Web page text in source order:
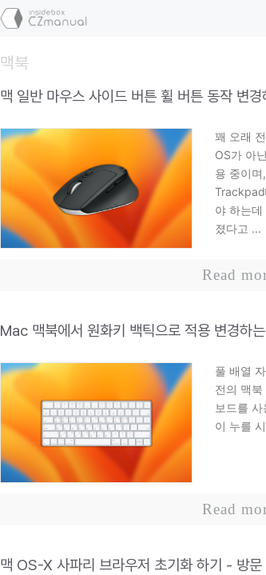
맥북
맥 일반 마우스 사이드 버튼 휠 버튼 동작 변
꽤 오래
OS가 아
용 중이
Trackpad
야 하는
졌다고 ...
Read
Mac 맥북에서 원화키 백틱으로 적용 변경하
풀 배열
전의 맥
보드를
이 누를
Read
맥 OS-X 사파리 브라우저 초기화 하기 - 방